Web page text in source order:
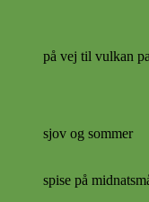
på vej til vulkan
sjov og sommer
spise på